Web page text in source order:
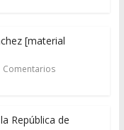
[material
Comentarios
República de